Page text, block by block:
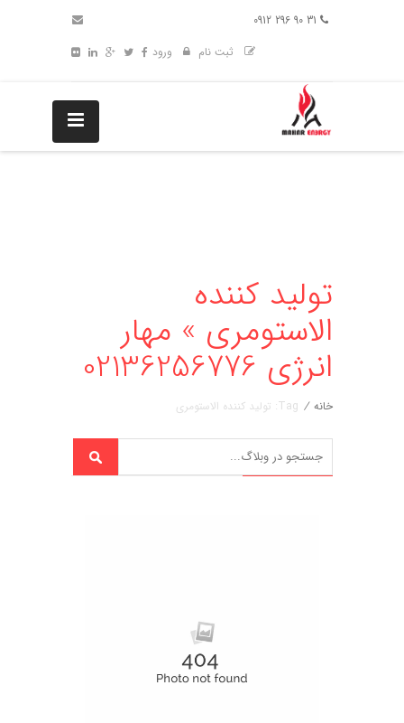
ثبت نام
ورود
تولید کننده
الاستومری » مهار
انرژی 02136256776
خانه / Tag: تولید کننده الاستومری